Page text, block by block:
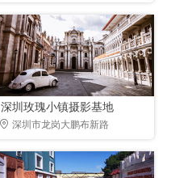
深圳玫瑰小镇摄影基地
深圳市龙岗大鹏布新路